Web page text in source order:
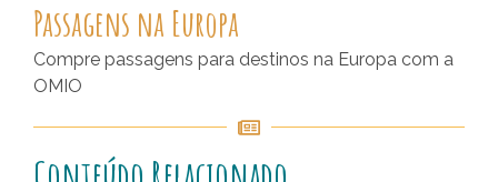
Passagens na Europa
Compre passagens para destinos na Europa com a
OMIO